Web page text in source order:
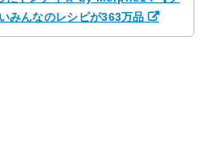
みんなのレシピが363万品